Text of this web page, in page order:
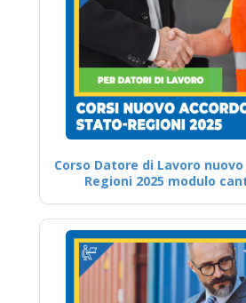
Corso Datore di Lavoro
Regioni 2025 modulo